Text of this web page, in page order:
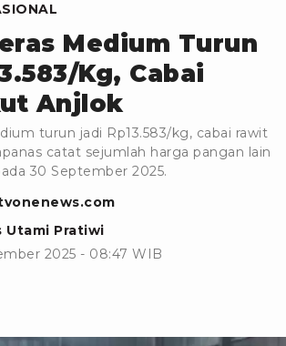
Medium Turun
Kg, Cabai
Anjlok
turun jadi Rp13.583/kg, cabai rawit
catat sejumlah harga pangan lain
30 September 2025.
Utami Pratiwi
2025 - 08:47 WIB